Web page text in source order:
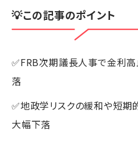
💡この記事のポイント
✅FRB次期議長人事で金利
落
✅地政学リスクの緩和や短期
大幅下落